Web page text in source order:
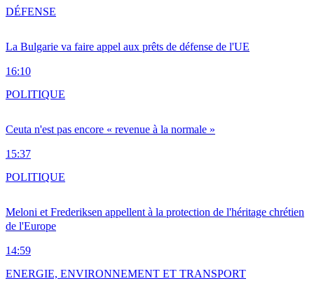
La Bulgarie va faire appel aux prêts de défense de l'UE
16:10
DÉFENSE
Ceuta n'est pas encore « revenue à la normale »
15:37
POLITIQUE
Meloni et Frederiksen appellent à la protection de l'héritage chrétien
de l'Europe
14:59
POLITIQUE
ENERGIE, ENVIRONNEMENT ET TRANSPORT